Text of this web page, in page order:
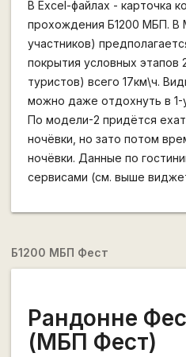
В Excel-файлах - карточка
прохождения Б1200 МБП. В
участников)
покрытия условных
туристов) всего 17км\ч.
можно даже отдохнуть в
По модели-2 придётся
ночёвки, но зато потом
ночёвки. Данные по
сервисами (см. выше
Б1200 МБП Фест
Рандонне
(МБП Фест)